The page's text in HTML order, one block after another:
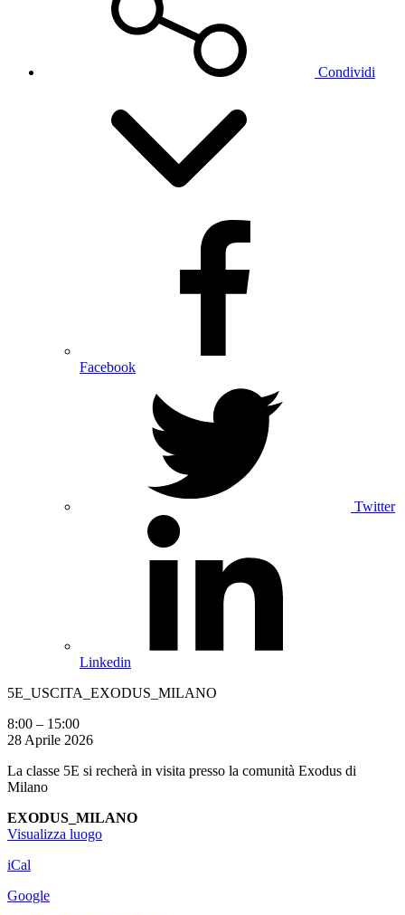
Condividi
Facebook
Twitter
Linkedin
5E_USCITA_EXODUS_MILANO
8:00 – 15:00
28 Aprile 2026
La classe 5E si recherà in visita presso la comunità Exodus di
Milano
EXODUS_MILANO
Visualizza luogo
iCal
Google